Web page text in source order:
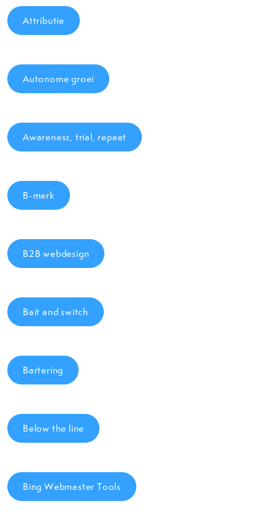
Attributie
Autonome groei
Awareness, trial, repeat
B-merk
B2B webdesign
Bait and switch
Bartering
Below the line
Bing Webmaster Tools